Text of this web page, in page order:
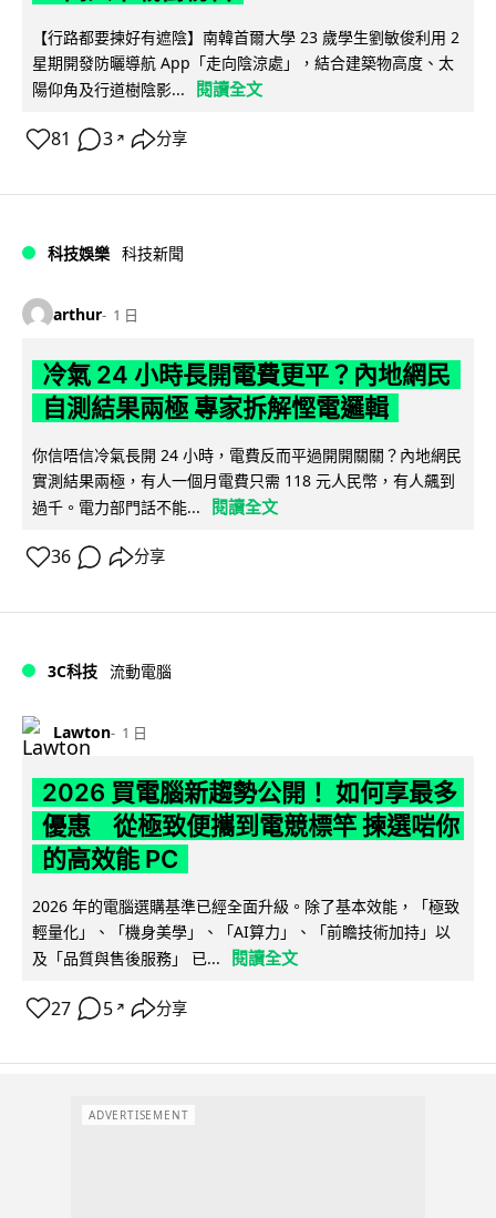
【行路都要揀好有遮陰】南韓首爾大學 23 歲學生劉敏俊利用 2
星期開發防曬導航 App「走向陰涼處」，結合建築物高度、太
陽仰角及行道樹陰影...
閱讀全文
81 3 ↗ 分享
科技娛樂 科技新聞
arthur 1 日
冷氣 24 小時長開電費更平？內地網民
自測結果兩極 專家拆解慳電邏輯
你信唔信冷氣長開 24 小時，電費反而平過開開關關？內地網民
實測結果兩極，有人一個月電費只需 118 元人民幣，有人飆到
過千。電力部門話不能...
閱讀全文
36 分享
3C科技 流動電腦
Lawton 1 日
2026 買電腦新趨勢公開！ 如何享最多
優惠 從極致便攜到電競標竿 揀選啱你
的高效能 PC
2026 年的電腦選購基準已經全面升級。除了基本效能，「極致
輕量化」、「機身美學」、「AI算力」、「前瞻技術加持」以
及「品質與售後服務」 已...
閱讀全文
27 5 ↗ 分享
ADVERTISEMENT